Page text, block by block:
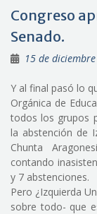
Congreso
Senado.
15 de
Y al final pasó lo
Orgánica de
todos los grupos
la abstención de
Chunta
contando
y 7 abstenciones.
Pero ¿Izquierda
sobre todo- que